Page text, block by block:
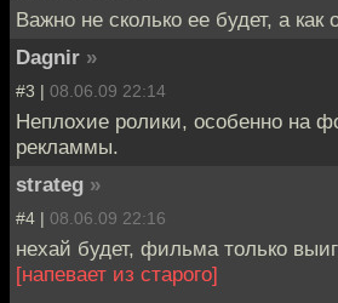
Важно не сколько ее будет, а как
Dagnir »
#3 | 08.06.09 22:14
Неплохие ролики, особенно на
рекламмы.
strateg »
#4 | 08.06.09 22:16
нехай будет, фильма только
[напевает из старого]